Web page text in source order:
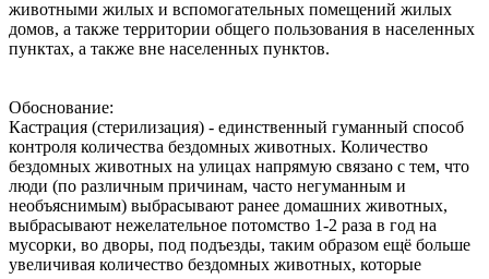
животными жилых и вспомогательных помещений жилых
домов, а также территории общего пользования в населенных
пунктах, а также вне населенных пунктов.
Обоснование:
Кастрация (стерилизация) - единственный гуманный способ
контроля количества бездомных животных. Количество
бездомных животных на улицах напрямую связано с тем, что
люди (по различным причинам, часто негуманным и
необъяснимым) выбрасывают ранее домашних животных,
выбрасывают нежелательное потомство 1-2 раза в год на
мусорки, во дворы, под подъезды, таким образом ещё больше
увеличивая количество бездомных животных, которые